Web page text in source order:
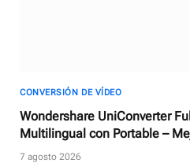
CONVERSIÓN DE VÍDEO
Wondershare UniConverter
Multilingual con Portable –
con AI
7 agosto 2026